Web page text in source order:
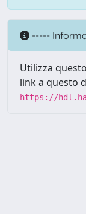
-----
Utilizza
link a questo
https://